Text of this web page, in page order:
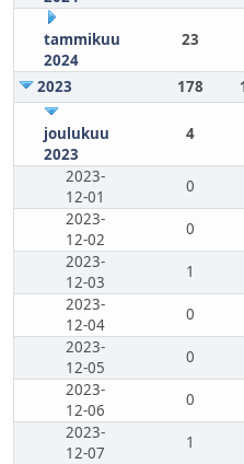
tammikuu
2024
23
2023 178
joulukuu
2023
4
2023-
12-01
0
2023-
12-02
0
2023-
12-03
1
2023-
12-04
0
2023-
12-05
0
2023-
12-06
0
2023-
12-07
1